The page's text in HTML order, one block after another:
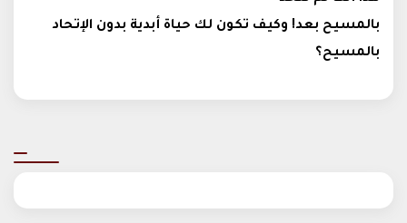
بالمسيح بعد! وكيف تكون لك حياة أبدية بدون الإتحاد
بالمسيح؟